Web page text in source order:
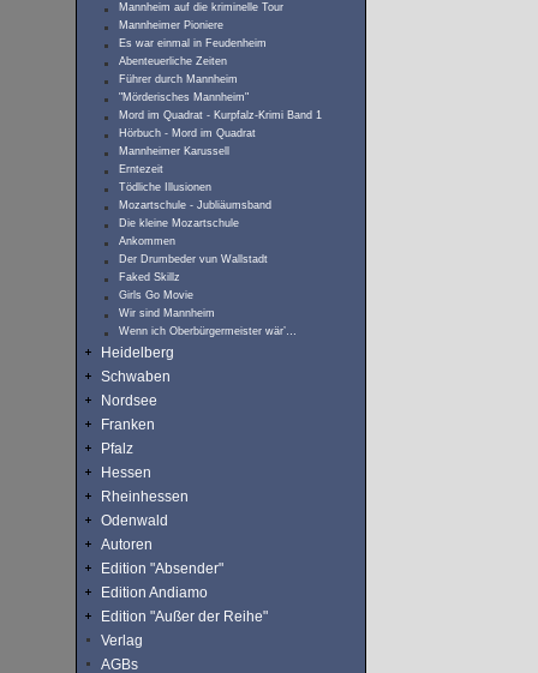
Mannheim auf die kriminelle Tour
Mannheimer Pioniere
Es war einmal in Feudenheim
Abenteuerliche Zeiten
Führer durch Mannheim
"Mörderisches Mannheim"
Mord im Quadrat - Kurpfalz-Krimi Band 1
Hörbuch - Mord im Quadrat
Mannheimer Karussell
Erntezeit
Tödliche Illusionen
Mozartschule - Jubliäumsband
Die kleine Mozartschule
Ankommen
Der Drumbeder vun Wallstadt
Faked Skillz
Girls Go Movie
Wir sind Mannheim
Wenn ich Oberbürgermeister wär’…
Heidelberg
Schwaben
Nordsee
Franken
Pfalz
Hessen
Rheinhessen
Odenwald
Autoren
Edition "Absender"
Edition Andiamo
Edition "Außer der Reihe"
Verlag
AGBs